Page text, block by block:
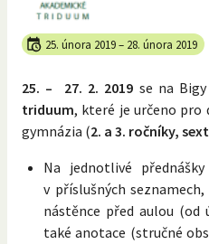
25. února 2019– 28. února 2019
25. – 27. 2. 2019 se na
triduum, které je určeno pro
gymnázia (2. a 3. ročníky,
Na jednotlivé
v příslušných
nástěnce před aulou (od
také anotace (stručné